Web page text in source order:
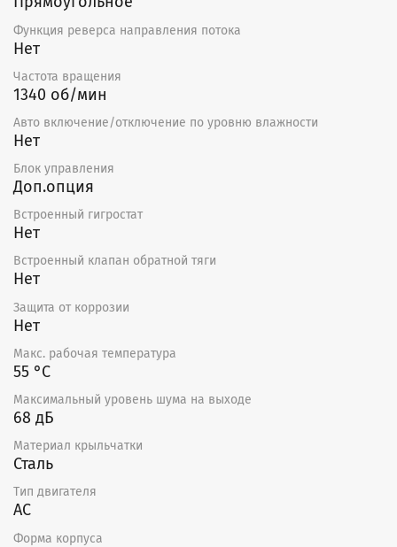
Функция реверса направления потока
Нет
Частота вращения
1340 об/мин
Авто включение/отключение по уровню влажности
Нет
Блок управления
Доп.опция
Встроенный гигростат
Нет
Встроенный клапан обратной тяги
Нет
Защита от коррозии
Нет
Макс. рабочая температура
55 °С
Максимальный уровень шума на выходе
68 дБ
Материал крыльчатки
Сталь
Тип двигателя
AC
Форма корпуса